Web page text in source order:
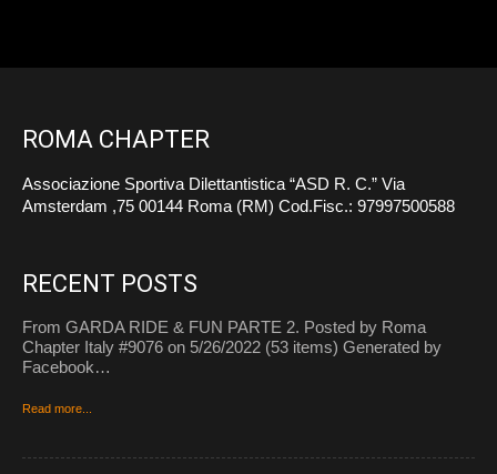
ROMA CHAPTER
Associazione Sportiva Dilettantistica “ASD R. C.” Via
Amsterdam ,75 00144 Roma (RM) Cod.Fisc.: 97997500588
RECENT POSTS
From GARDA RIDE & FUN PARTE 2. Posted by Roma
Chapter Italy #9076 on 5/26/2022 (53 items) Generated by
Facebook…
Read more...